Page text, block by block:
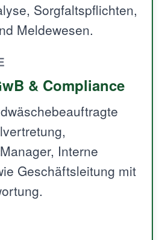
Sorgfaltspflichten,
Meldewesen.
& Compliance
Interne
Geschäftsleitung mit